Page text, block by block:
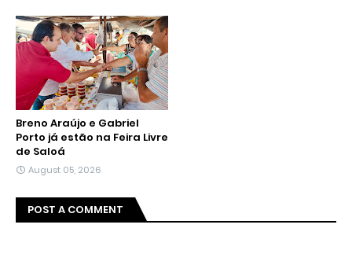
Breno Araújo e Gabriel
Porto já estão na Feira Livre
de Saloá
August 05, 2026
POST A COMMENT